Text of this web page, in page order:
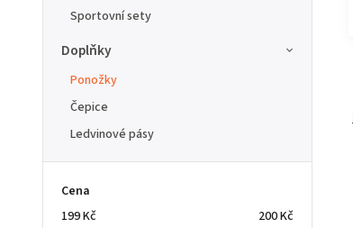
Sportovní sety
Doplňky
Ponožky
Čepice
Ledvinové pásy
Cena
199Kč 200Kč